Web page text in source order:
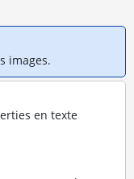
images.
en texte